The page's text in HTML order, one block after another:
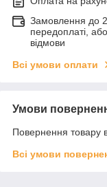
Замовлення до
передоплаті,
відмови
Всі умови оплати
Умови
Повернення товару
Всі умови